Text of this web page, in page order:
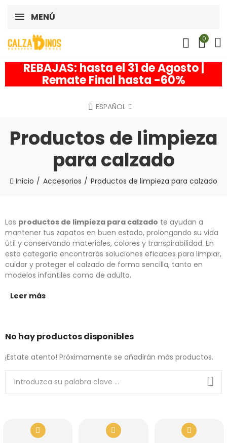
MENÚ
0
REBAJAS: hasta el 31 de Agosto |
Remate Final hasta -60%
ESPAÑOL
Productos de limpieza
para calzado
Inicio Accesorios Productos de limpieza para calzado
Los productos de limpieza para calzado te ayudan a
mantener tus zapatos en buen estado, prolongando su vida
útil y conservando materiales, colores y transpirabilidad. En
esta categoría encontrarás soluciones eficaces para limpiar,
cuidar y proteger el calzado de forma sencilla, tanto en
modelos infantiles como de adulto.
Leer más
No hay productos disponibles
¡Estate atento! Próximamente se añadirán más productos.